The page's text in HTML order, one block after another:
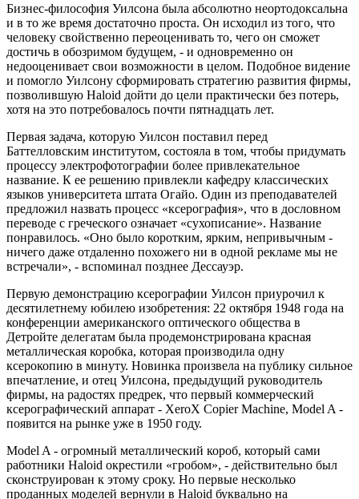
Бизнес-философия Уилсона была абсолютно неортодоксальна
и в то же время достаточно проста. Он исходил из того, что
человеку свойственно переоценивать то, чего он сможет
достичь в обозримом будущем, - и одновременно он
недооценивает свои возможности в целом. Подобное видение
и помогло Уилсону сформировать стратегию развития фирмы,
позволившую Haloid дойти до цели практически без потерь,
хотя на это потребовалось почти пятнадцать лет.
Первая задача, которую Уилсон поставил перед
Баттелловским институтом, состояла в том, чтобы придумать
процессу электрофотографии более привлекательное
название. К ее решению привлекли кафедру классических
языков университета штата Огайо. Один из преподавателей
предложил назвать процесс «ксерография», что в дословном
переводе с греческого означает «сухописание». Название
понравилось. «Оно было коротким, ярким, непривычным -
ничего даже отдаленно похожего ни в одной рекламе мы не
встречали», - вспоминал позднее Дессауэр.
Первую демонстрацию ксерографии Уилсон приурочил к
десятилетнему юбилею изобретения: 22 октября 1948 года на
конференции американского оптического общества в
Детройте делегатам была продемонстрирована красная
металлическая коробка, которая производила одну
ксерокопию в минуту. Новинка произвела на публику сильное
впечатление, и отец Уилсона, предыдущий руководитель
фирмы, на радостях предрек, что первый коммерческий
ксерографический аппарат - XeroX Copier Machine, Model A -
появится на рынке уже в 1950 году.
Model A - огромный металлический короб, который сами
работники Haloid окрестили «гробом», - действительно был
сконструирован к этому сроку. Но первые несколько
проданных моделей вернули в Haloid буквально на